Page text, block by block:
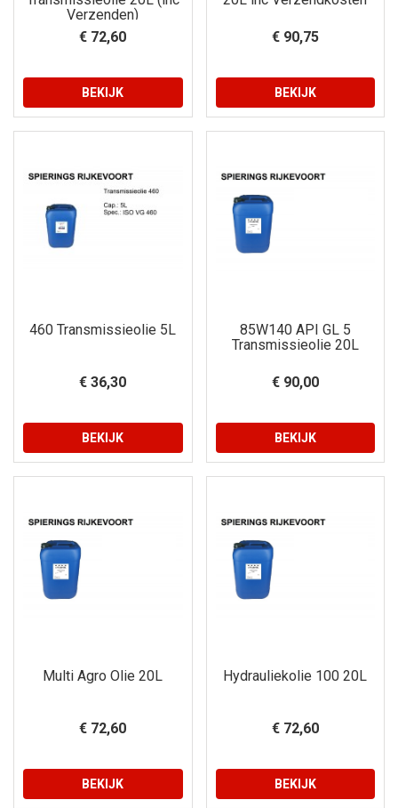
Verzenden)
€ 72,60
BEKIJK
€ 90,75
BEKIJK
460 Transmissieolie 5L
€ 36,30
BEKIJK
85W140 API GL 5
Transmissieolie 20L
€ 90,00
BEKIJK
Multi Agro Olie 20L
€ 72,60
BEKIJK
Hydrauliekolie 100 20L
€ 72,60
BEKIJK